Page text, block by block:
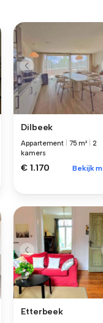
Dilbeek
Appartement 75 m²
2
kamers
€ 1.170 Bekijk
Etterbeek